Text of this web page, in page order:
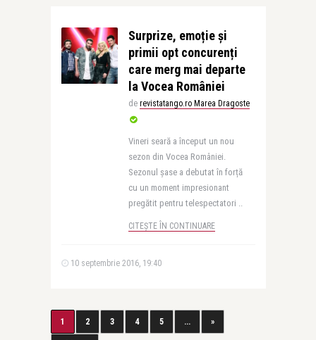
Surprize, emoție și
primii opt concurenți
care merg mai departe
la Vocea României
de revistatango.ro Marea Dragoste
Vineri seară a început un nou
sezon din Vocea României.
Sezonul șase a debutat în forță
cu un moment impresionant
pregătit pentru telespectatori ..
CITEȘTE ÎN CONTINUARE
10 septembrie 2016, 19:40
1 2 3 4 5 ... »